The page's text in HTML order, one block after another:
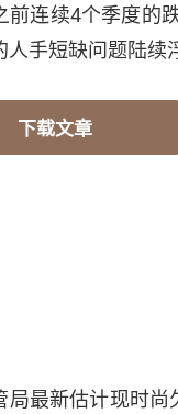
前连续4个季度的
人手短缺问题陆续
下载文章
最新估计现时